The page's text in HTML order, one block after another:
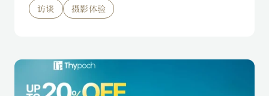
访谈 摄影体验